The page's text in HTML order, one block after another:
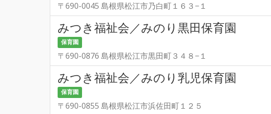
〒690-0045 島根県松江市乃白町１６３−１
みつき福祉会／みのり黒田保育園
保育園
〒690-0876 島根県松江市黒田町３４８−１
みつき福祉会／みのり乳児保育園
保育園
〒690-0855 島根県松江市浜佐田町１２５